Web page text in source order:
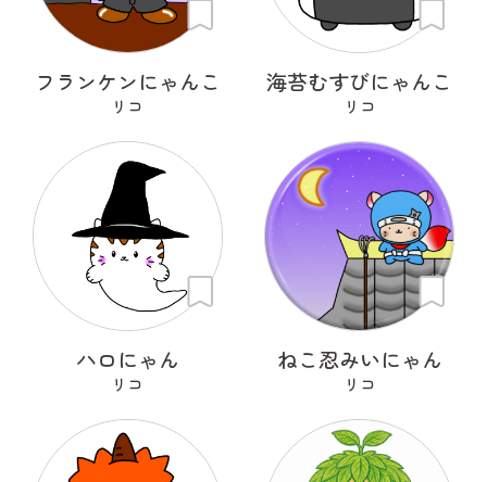
フランケンにゃんこ
リコ
海苔むすびにゃんこ
リコ
ハロにゃん
リコ
ねこ忍みいにゃん
リコ